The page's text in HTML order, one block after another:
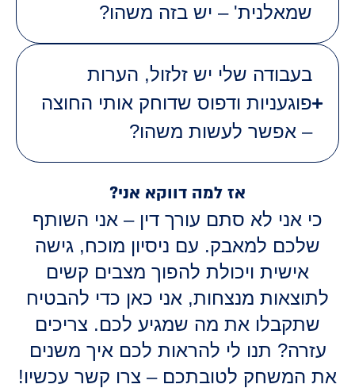
שמאלנית' – יש בזה משהו?
בעבודה שלי יש זלזול, הערות
פוגעניות ודפוס שדוחק אותי החוצה
– אפשר לעשות משהו?
אז למה דווקא אני?
כי אני לא סתם עורך דין – אני השותף
שלכם למאבק. עם ניסיון מוכח, גישה
אישית ויכולת להפוך מצבים קשים
לתוצאות מנצחות, אני כאן כדי להבטיח
שתקבלו את מה שמגיע לכם. צריכים
עזרה? תנו לי להראות לכם איך משנים
את המשחק לטובתכם – צרו קשר עכשיו!